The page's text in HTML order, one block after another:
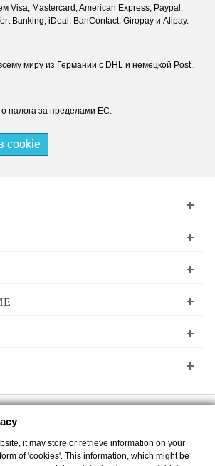
Visa, Mastercard, American Express, Paypal,
Banking, iDeal, BanContact, Giropay и Alipay.
миру из Германии с DHL и немецкой Post..
налога за пределами ЕС.
cookie
it may store or retrieve information on your
of 'cookies'. This information, which might be